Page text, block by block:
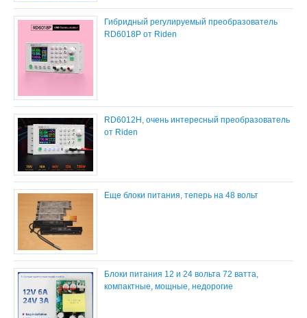
Гибридный регулируемый преобразователь
RD6018P от Riden
RD6012H, очень интересный преобразователь
от Riden
Еще блоки питания, теперь на 48 вольт
Блоки питания 12 и 24 вольта 72 ватта,
компактные, мощные, недорогие